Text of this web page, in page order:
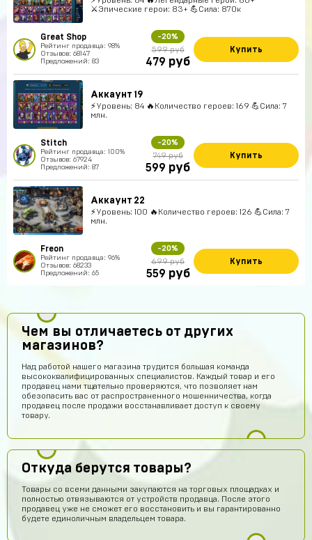
⚔️Эпические герои: 83+ 💪Сила: 870к
Great Shop
Рейтинг продавца: 98%
Отзывов: 68147
Предложений: 83
-20%
599 руб
479 руб
Купить
Аккаунт 19
⚡Уровень: 84 🔥Количество героев: 169 💪Сила: 7
млн.
Stitch
Рейтинг продавца: 100%
Отзывов: 67924
Предложений: 87
-20%
749 руб
599 руб
Купить
Аккаунт 22
⚡Уровень: 100 🔥Количество героев: 126 💪Сила: 7
млн.
Freon
Рейтинг продавца: 96%
Отзывов: 68233
Предложений: 65
-20%
699 руб
559 руб
Купить
Чем вы отличаетесь от других
магазинов?
Над работой нашего магазина трудится большая команда
высококвалифицированных специалистов. Каждый товар и его
продавец нами тщательно проверяются, что позволяет нам
обезопасить вас от распространенного мошенничества, когда
продавец после продажи восстанавливает доступ к своему
товару.
Откуда берутся товары?
Товары со всеми данными закупаются на торговых площадках и
полностью отвязываются от устройств продавца. После этого
продавец уже не сможет его восстановить и вы гарантированно
будете единоличным владельцем товара.